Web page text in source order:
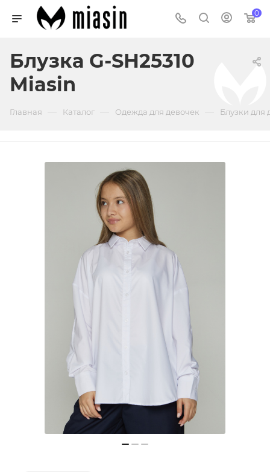
0
Блузка G-SH25310
Miasin
Главная Каталог Одежда для девочек Блузки для